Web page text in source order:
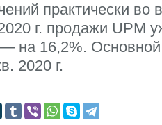
практически во
г. продажи UPM
на 16,2%.
2020 г.